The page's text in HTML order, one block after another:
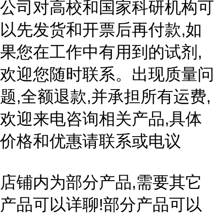
公司对高校和国家科研机构可
以先发货和开票后再付款,如
果您在工作中有用到的试剂,
欢迎您随时联系。出现质量问
题,全额退款,并承担所有运费,
欢迎来电咨询相关产品,具体
价格和优惠请联系或电议
店铺内为部分产品,需要其它
产品可以详聊!部分产品可以